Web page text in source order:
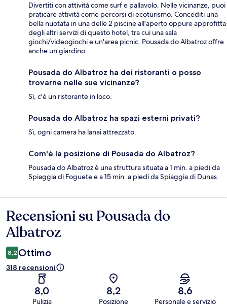
Divertiti con attività come surf e pallavolo. Nelle vicinanze, puoi
praticare attività come percorsi di ecoturismo. Concediti una
bella nuotata in una delle 2 piscine all'aperto oppure approfitta
degli altri servizi di questo hotel, tra cui una sala
giochi/videogiochi e un'area picnic. Pousada do Albatroz offre
anche un giardino.
Pousada do Albatroz ha dei ristoranti o posso
trovarne nelle sue vicinanze?
Sì, c'è un ristorante in loco.
Pousada do Albatroz ha spazi esterni privati?
Sì, ogni camera ha lanai attrezzato.
Com'è la posizione di Pousada do Albatroz?
Pousada do Albatroz è una struttura situata a 1 min. a piedi da
Spiaggia di Foguete e a 15 min. a piedi da Spiaggia di Dunas.
Recensioni
Recensioni su Pousada do
Albatroz
8,2 Ottimo
318 recensioni
8,0
Pulizia
8,2
Posizione
8,6
Personale e servizio